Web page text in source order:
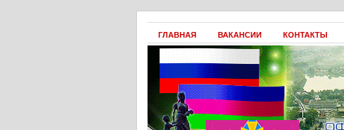
ГЛАВНАЯ ВАКАНСИИ КОНТАКТЫ